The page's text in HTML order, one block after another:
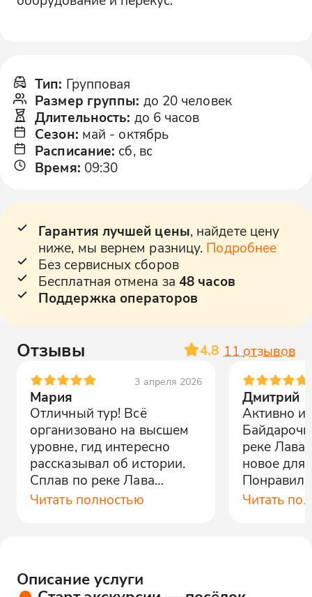
Тип: Групповая
Размер группы: до 20 человек
Длительность: до 6 часов
Сезон: май - октябрь
Расписание: сб, вс
Время: 09:30
Гарантия лучшей цены, найдете цену
ниже, мы вернем разницу. Подробнее
Без сервисных сборов
Бесплатная отмена за 48 часов
Поддержка операторов
Отзывы 4.8 11 отзывов
3 апреля 2026
Мария
Отличный тур! Всё
организовано на высшем
уровне, гид интересно
рассказывал об истории.
Сплав по реке Лава
оставил приятные
Читать полностью
Дмитрий
Активно и
реке Лава
новое для
Читать
Описание услуги